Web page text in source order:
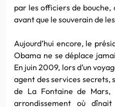
par les officiers de bouche,
avant que le souverain de
Aujourd’hui encore, le
Obama ne se déplace
En juin 2009, lors d’un
agent des services secrets,
de La Fontaine de Mars,
arrondissement où